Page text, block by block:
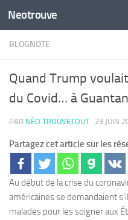
Skip to content
Neotrouve
BLOGNOTE
Quand Trump
du Covid… à
PAR NÉO TROUVETOUT · 23 JUIN
Partagez cet article sur les
Au début de la crise du
américaines se demandaient
malades pour les soigner aux